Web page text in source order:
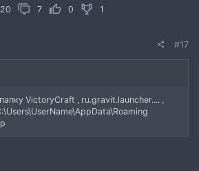
7 0 1
#17
VictoryCraft , ru.gravit.launcher.... ,